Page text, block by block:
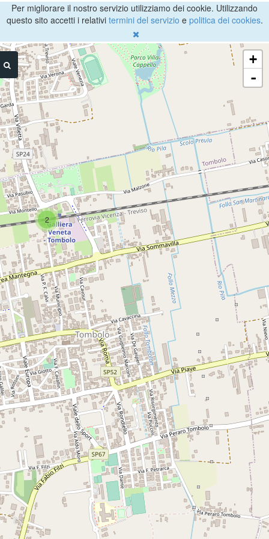
Per migliorare il nostro servizio utilizziamo dei cookie. Utilizzando
questo sito accetti i relativi termini del servizio e politica dei cookies.
2
+
-